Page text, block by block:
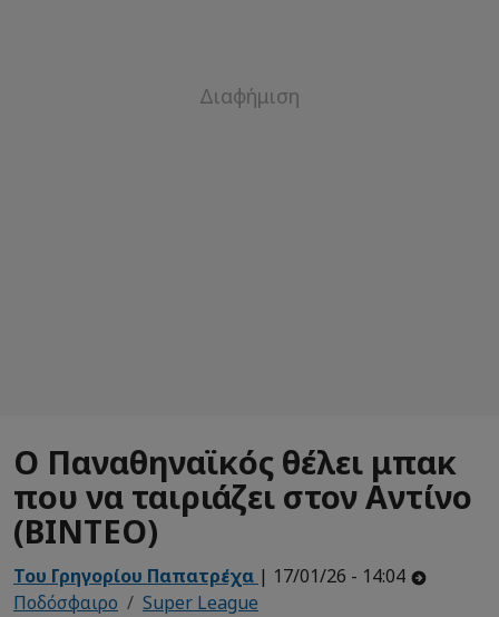
Ο Παναθηναϊκός θέλει μπακ
που να ταιριάζει στον Αντίνο
(ΒΙΝΤΕΟ)
Του Γρηγορίου Παπατρέχα | 17/01/26 - 14:04
Ποδόσφαιρο
Super League